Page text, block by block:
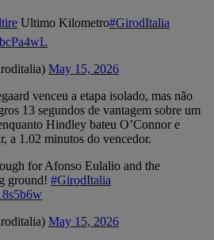
Ultimo Kilometro#GirodItalia
May 15, 2026
venceu a etapa isolado, mas não
13 segundos de vantagem sobre um
Hindley bateu O’Connor e
a 1.02 minutos do vencedor.
for Afonso Eulalio and the
ground! #GirodItalia
May 15, 2026